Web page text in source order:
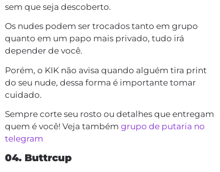
sem que seja descoberto.
Os nudes podem ser trocados tanto em grupo
quanto em um papo mais privado, tudo irá
depender de você.
Porém, o KIK não avisa quando alguém tira print
do seu nude, dessa forma é importante tomar
cuidado.
Sempre corte seu rosto ou detalhes que entregam
quem é você! Veja também grupo de putaria no
telegram
04. Buttrcup